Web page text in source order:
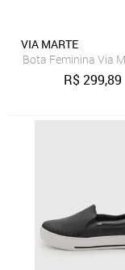
VIA MARTE
Bota Feminina Via
R$299,89